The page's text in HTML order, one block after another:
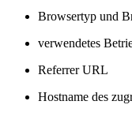
Browsertyp und
verwendetes
Referrer URL
Hostname des